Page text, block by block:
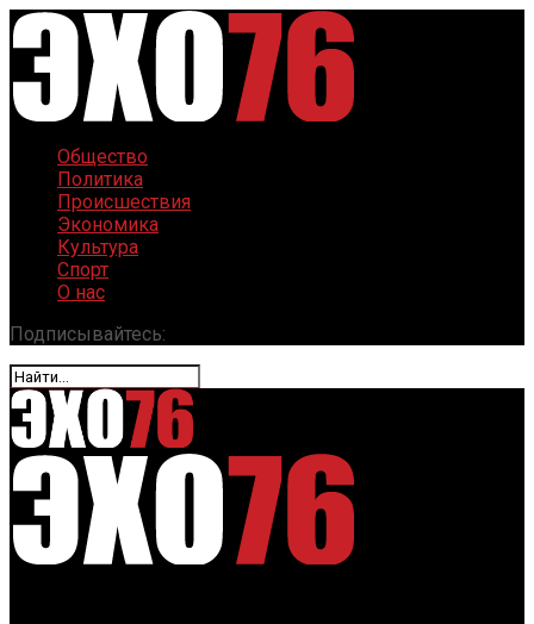
Общество
Политика
Происшествия
Экономика
Культура
Спорт
О нас
Подписывайтесь: